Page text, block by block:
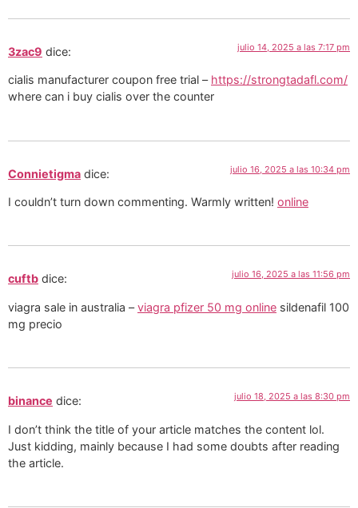
3zac9 dice: julio 14, 2025 a las 7:17 pm
cialis manufacturer coupon free trial – https://strongtadafl.com/
where can i buy cialis over the counter
Connietigma dice: julio 16, 2025 a las 10:34 pm
I couldn’t turn down commenting. Warmly written! online
cuftb dice: julio 16, 2025 a las 11:56 pm
viagra sale in australia –viagra pfizer 50 mg online sildenafil 100
mg precio
binance dice: julio 18, 2025 a las 8:30 pm
I don’t think the title of your article matches the content lol.
Just kidding, mainly because I had some doubts after reading
the article.